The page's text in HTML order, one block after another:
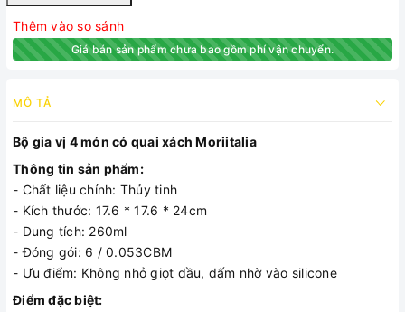
Thêm vào so sánh
Giá bán sản phẩm chưa bao gồm phí vận chuyển.
MÔ TẢ
Bộ gia vị 4 món có quai xách Moriitalia
Thông tin sản phẩm:
- Chất liệu chính: Thủy tinh
- Kích thước: 17.6 * 17.6 * 24cm
- Dung tích: 260ml
- Đóng gói: 6 / 0.053CBM
- Ưu điểm: Không nhỏ giọt dầu, dấm nhờ vào silicone
Điểm đặc biệt: